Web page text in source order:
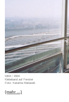
0304 / 2004
Klebeband auf Fenster
Foto: Katarina Matiasek
(mehr …)